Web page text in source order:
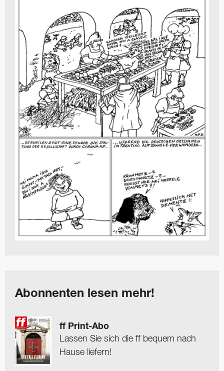
Abonnenten lesen mehr!
ff Print-Abo
Lassen Sie sich die ff bequem nach
Hause liefern!